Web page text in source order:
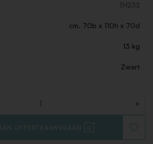
TH232
cm. 70b x 110h x 70d
13 kg
Zwart
+
OFFERTEAANVRAAG
TOE